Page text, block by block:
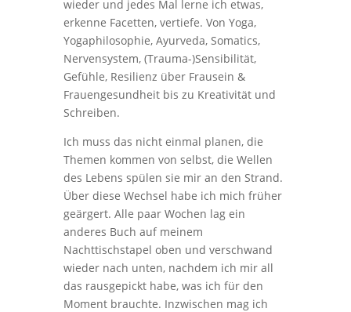
wieder und jedes Mal lerne ich etwas,
erkenne Facetten, vertiefe. Von Yoga,
Yogaphilosophie, Ayurveda, Somatics,
Nervensystem, (Trauma-)Sensibilität,
Gefühle, Resilienz über Frausein &
Frauengesundheit bis zu Kreativität und
Schreiben.
Ich muss das nicht einmal planen, die
Themen kommen von selbst, die Wellen
des Lebens spülen sie mir an den Strand.
Über diese Wechsel habe ich mich früher
geärgert. Alle paar Wochen lag ein
anderes Buch auf meinem
Nachttischstapel oben und verschwand
wieder nach unten, nachdem ich mir all
das rausgepickt habe, was ich für den
Moment brauchte. Inzwischen mag ich